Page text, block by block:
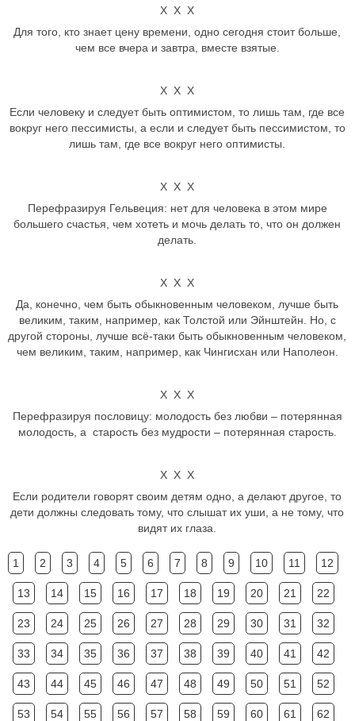
Х Х Х
Для того, кто знает цену времени, одно сегодня стоит больше,
чем все вчера и завтра, вместе взятые.
Х Х Х
Если человеку и следует быть оптимистом, то лишь там, где все
вокруг него пессимисты, а если и следует быть пессимистом, то
лишь там, где все вокруг него оптимисты.
Х Х Х
Перефразируя Гельвеция: нет для человека в этом мире
большего счастья, чем хотеть и мочь делать то, что он должен
делать.
Х Х Х
Да, конечно, чем быть обыкновенным человеком, лучше быть
великим, таким, например, как Толстой или Эйнштейн. Но, с
другой стороны, лучше всё-таки быть обыкновенным человеком,
чем великим, таким, например, как Чингисхан или Наполеон.
Х Х Х
Перефразируя пословицу: молодость без любви – потерянная
молодость, а старость без мудрости – потерянная старость.
Х Х Х
Если родители говорят своим детям одно, а делают другое, то
дети должны следовать тому, что слышат их уши, а не тому, что
видят их глаза.
1 2 3 4 5 6 7 8 9 10 11 12
13 14 15 16 17 18 19 20 21 22
23 24 25 26 27 28 29 30 31 32
33 34 35 36 37 38 39 40 41 42
43 44 45 46 47 48 49 50 51 52
53 54 55 56 57 58 59 60 61 62